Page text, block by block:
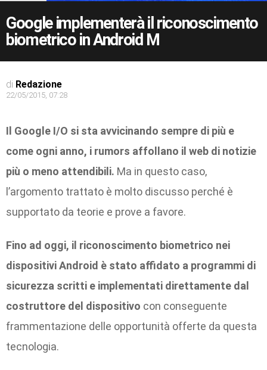
Google implementerà il riconoscimento
biometrico in Android M
di Redazione
22/05/2015, 07:28
Il Google I/O si sta avvicinando sempre di più e
come ogni anno, i rumors affollano il web di notizie
più o meno attendibili. Ma in questo caso,
l’argomento trattato è molto discusso perché è
supportato da teorie e prove a favore.
Fino ad oggi, il riconoscimento biometrico nei
dispositivi Android è stato affidato a programmi di
sicurezza scritti e implementati direttamente dal
costruttore del dispositivo con conseguente
frammentazione delle opportunità offerte da questa
tecnologia.